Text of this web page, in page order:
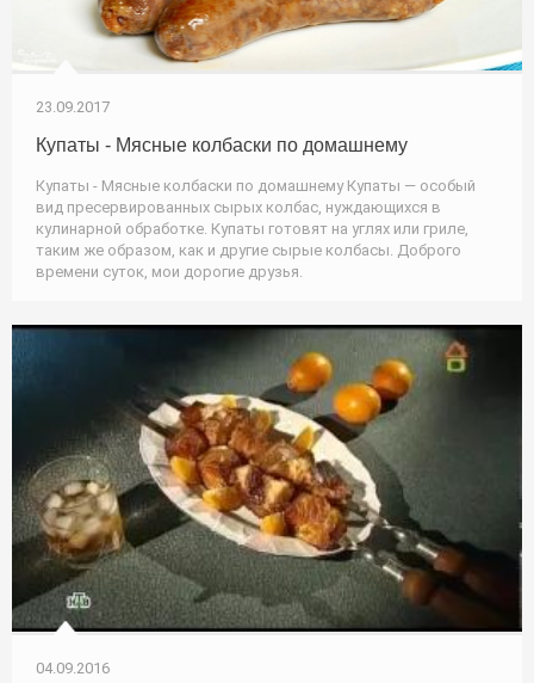
23.09.2017
Купаты - Мясные колбаски по домашнему
Купаты - Мясные колбаски по домашнему Купаты — особый
вид пресервированных сырых колбас, нуждающихся в
кулинарной обработке. Купаты готовят на углях или гриле,
таким же образом, как и другие сырые колбасы. Доброго
времени суток, мои дорогие друзья.
04.09.2016